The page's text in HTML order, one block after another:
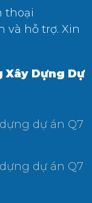
thoại
và hỗ trợ. Xin
Xây Dựng Dự
dự án Q7
dự án Q7